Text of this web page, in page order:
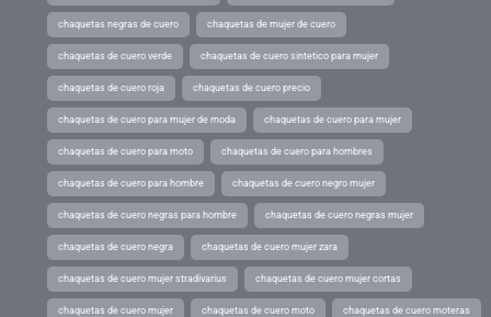
chaquetas negras de cuero chaquetas de mujer de cuero
chaquetas de cuero verde chaquetas de cuero sintetico para mujer
chaquetas de cuero roja chaquetas de cuero precio
chaquetas de cuero para mujer de moda chaquetas de cuero para mujer
chaquetas de cuero para moto chaquetas de cuero para hombres
chaquetas de cuero para hombre chaquetas de cuero negro mujer
chaquetas de cuero negras para hombre chaquetas de cuero negras mujer
chaquetas de cuero negra chaquetas de cuero mujer zara
chaquetas de cuero mujer stradivarius chaquetas de cuero mujer cortas
chaquetas de cuero mujer chaquetas de cuero moto chaquetas de cuero moteras